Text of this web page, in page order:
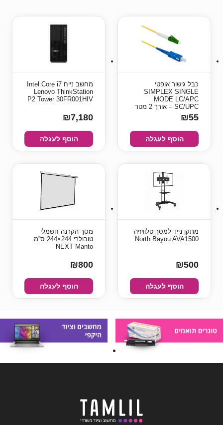
כבל גישור אופטי
SIMPLEX SINGLE
MODE LC/APC
SC/UPC – אורך 2 מטר
₪55
הוסף לעגלה
מחשב נייח Intel Core i7
Lenovo ThinkStation
P2 Tower 30FR001HIV
₪7,180
הוסף לעגלה
מתקן נייד למסך טלוויזיה
North Bayou AVA1500
₪500
הוסף לעגלה
מסך הקרנה חשמלי
טובולרי 244×244 ס”מ
NEXT Manto
₪800
הוסף לעגלה